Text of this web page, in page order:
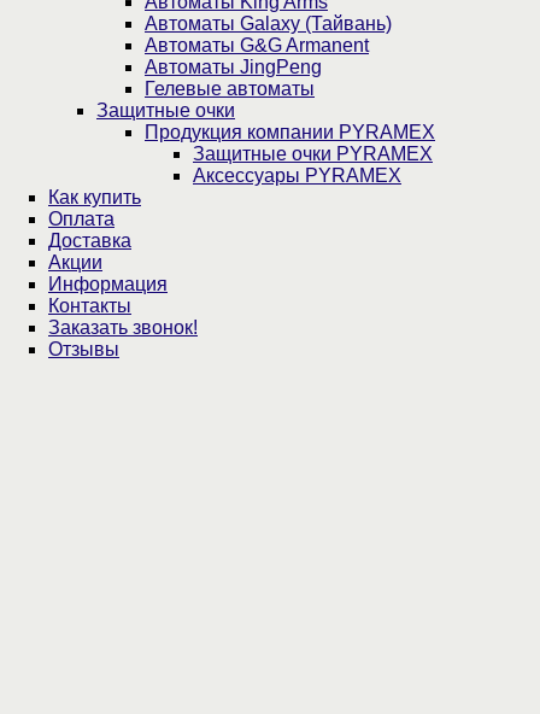
Автоматы Galaxy (Тайвань)
Автоматы G&G Armanent
Автоматы JingPeng
Гелевые автоматы
Защитные очки
Продукция компании PYRAMEX
Защитные очки PYRAMEX
Аксессуары PYRAMEX
Как купить
Оплата
Доставка
Акции
Информация
Контакты
Заказать звонок!
Отзывы